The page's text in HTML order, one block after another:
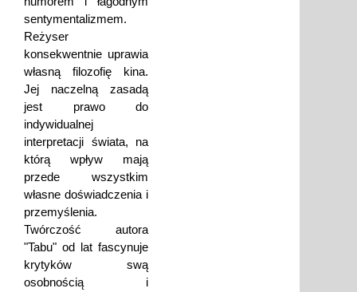
sentymentalizmem.
Reżyser
konsekwentnie uprawia
własną filozofię kina.
Jej naczelną zasadą
jest prawo do
indywidualnej
interpretacji świata, na
którą wpływ mają
przede wszystkim
własne doświadczenia i
przemyślenia.
Twórczość autora
"Tabu" od lat fascynuje
krytyków swą
osobnością i